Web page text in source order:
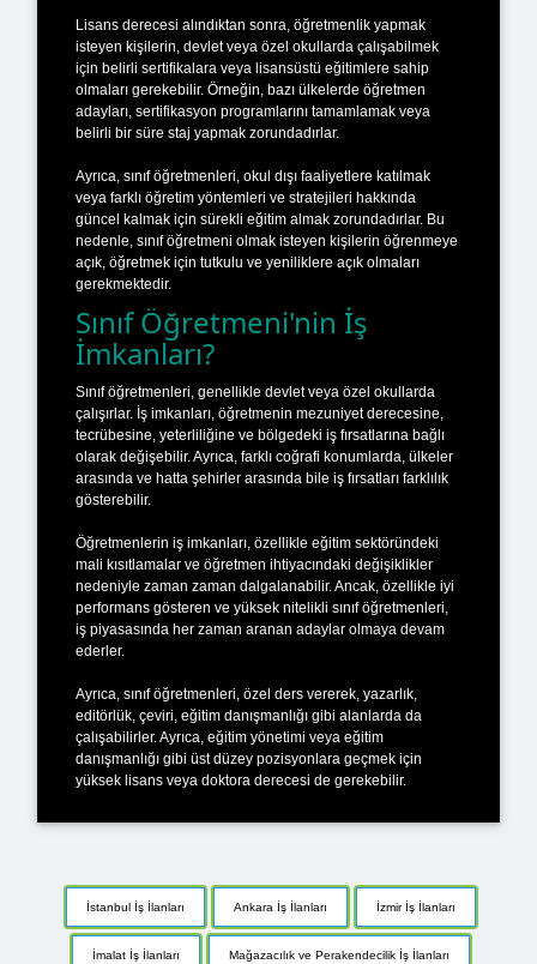
Lisans derecesi alındıktan sonra, öğretmenlik yapmak
isteyen kişilerin, devlet veya özel okullarda çalışabilmek
için belirli sertifikalara veya lisansüstü eğitimlere sahip
olmaları gerekebilir. Örneğin, bazı ülkelerde öğretmen
adayları, sertifikasyon programlarını tamamlamak veya
belirli bir süre staj yapmak zorundadırlar.
Ayrıca, sınıf öğretmenleri, okul dışı faaliyetlere katılmak
veya farklı öğretim yöntemleri ve stratejileri hakkında
güncel kalmak için sürekli eğitim almak zorundadırlar. Bu
nedenle, sınıf öğretmeni olmak isteyen kişilerin öğrenmeye
açık, öğretmek için tutkulu ve yeniliklere açık olmaları
gerekmektedir.
Sınıf Öğretmeni'nin İş
İmkanları?
Sınıf öğretmenleri, genellikle devlet veya özel okullarda
çalışırlar. İş imkanları, öğretmenin mezuniyet derecesine,
tecrübesine, yeterliliğine ve bölgedeki iş fırsatlarına bağlı
olarak değişebilir. Ayrıca, farklı coğrafi konumlarda, ülkeler
arasında ve hatta şehirler arasında bile iş fırsatları farklılık
gösterebilir.
Öğretmenlerin iş imkanları, özellikle eğitim sektöründeki
mali kısıtlamalar ve öğretmen ihtiyacındaki değişiklikler
nedeniyle zaman zaman dalgalanabilir. Ancak, özellikle iyi
performans gösteren ve yüksek nitelikli sınıf öğretmenleri,
iş piyasasında her zaman aranan adaylar olmaya devam
ederler.
Ayrıca, sınıf öğretmenleri, özel ders vererek, yazarlık,
editörlük, çeviri, eğitim danışmanlığı gibi alanlarda da
çalışabilirler. Ayrıca, eğitim yönetimi veya eğitim
danışmanlığı gibi üst düzey pozisyonlara geçmek için
yüksek lisans veya doktora derecesi de gerekebilir.
İstanbul İş İlanları Ankara İş İlanları İzmir İş İlanları
İmalat İş İlanları Mağazacılık ve Perakendecilik İş İlanları